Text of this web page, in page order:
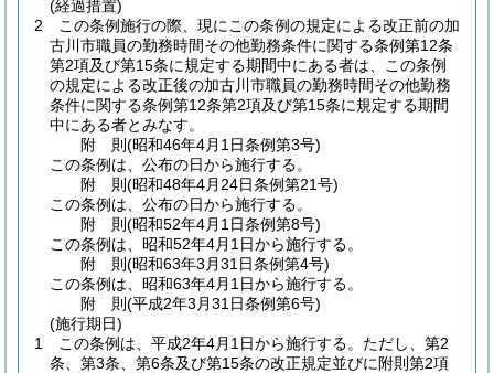
(経過措置)
2
この条例施行の際、現にこの条例の規定による改正前の加
古川市職員の勤務時間その他勤務条件に関する条例第12条
第2項及び第15条に規定する期間中にある者は、この条例
の規定による改正後の加古川市職員の勤務時間その他勤務
条件に関する条例第12条第2項及び第15条に規定する期間
中にある者とみなす。
附 則(昭和46年4月1日条例第3号)
この条例は、公布の日から施行する。
附 則(昭和48年4月24日条例第21号)
この条例は、公布の日から施行する。
附 則(昭和52年4月1日条例第8号)
この条例は、昭和52年4月1日から施行する。
附 則(昭和63年3月31日条例第4号)
この条例は、昭和63年4月1日から施行する。
附 則(平成2年3月31日条例第6号)
(施行期日)
1
この条例は、平成2年4月1日から施行する。 ただし、第2
条、第3条、第6条及び第15条の改正規定並びに附則第2項